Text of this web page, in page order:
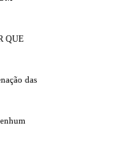
QUE
das